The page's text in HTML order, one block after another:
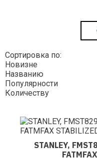
Сортировка по:
Новизне
Названию
Популярности
Количеству
STANLEY,